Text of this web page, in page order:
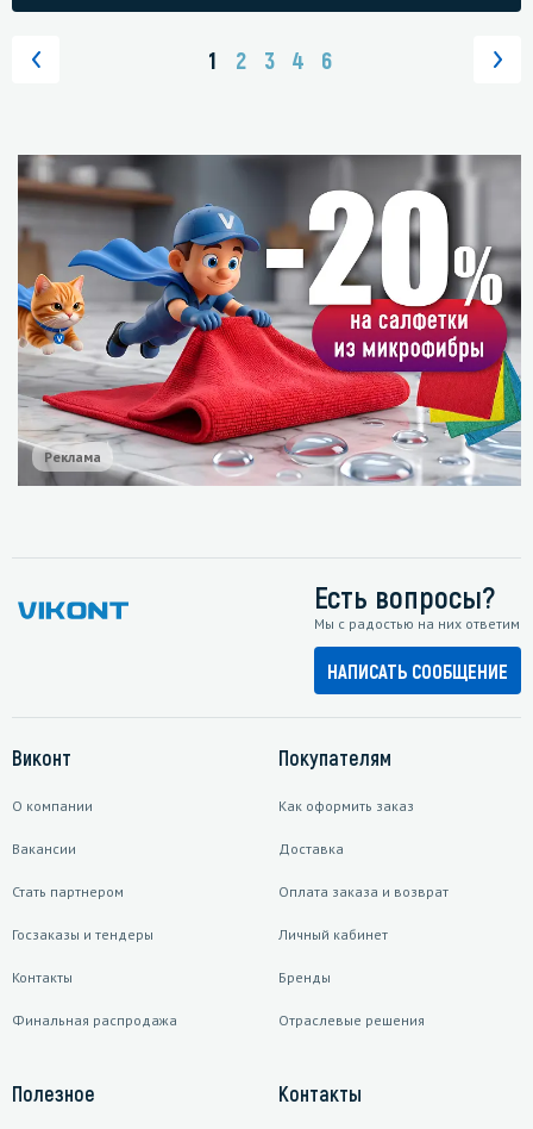
1 2 3 4 6
Реклама
Есть вопросы?
Мы с радостью на них ответим
НАПИСАТЬ СООБЩЕНИЕ
Виконт
О компании
Вакансии
Стать партнером
Госзаказы и тендеры
Контакты
Финальная распродажа
Покупателям
Как оформить заказ
Доставка
Оплата заказа и возврат
Личный кабинет
Бренды
Отраслевые решения
Полезное Контакты